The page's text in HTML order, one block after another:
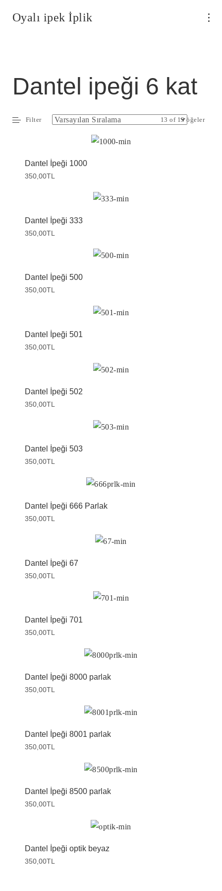
Oyalı ipek İplik
Dantel ipeği 6 kat
13 of 13 öğeler
Filter
Dantel İpeği 1000
350,00TL
Dantel İpeği 333
350,00TL
Dantel İpeği 500
350,00TL
Dantel İpeği 501
350,00TL
Dantel İpeği 502
350,00TL
Dantel İpeği 503
350,00TL
Dantel İpeği 666 Parlak
350,00TL
Dantel İpeği 67
350,00TL
Dantel İpeği 701
350,00TL
Dantel İpeği 8000 parlak
350,00TL
Dantel İpeği 8001 parlak
350,00TL
Dantel İpeği 8500 parlak
350,00TL
Dantel İpeği optik beyaz
350,00TL